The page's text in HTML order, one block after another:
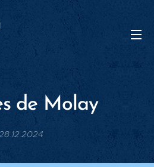
de Molay